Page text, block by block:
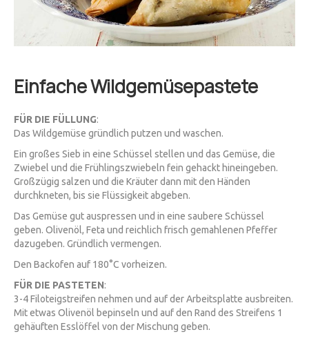
Einfache Wildgemüsepastete
FÜR DIE FÜLLUNG:
Das Wildgemüse gründlich putzen und waschen.
Ein großes Sieb in eine Schüssel stellen und das Gemüse, die
Zwiebel und die Frühlingszwiebeln fein gehackt hineingeben.
Großzügig salzen und die Kräuter dann mit den Händen
durchkneten, bis sie Flüssigkeit abgeben.
Das Gemüse gut auspressen und in eine saubere Schüssel
geben. Olivenöl, Feta und reichlich frisch gemahlenen Pfeffer
dazugeben. Gründlich vermengen.
Den Backofen auf 180°C vorheizen.
FÜR DIE PASTETEN:
3-4 Filoteigstreifen nehmen und auf der Arbeitsplatte ausbreiten.
Mit etwas Olivenöl bepinseln und auf den Rand des Streifens 1
gehäuften Esslöffel von der Mischung geben.